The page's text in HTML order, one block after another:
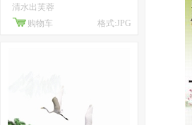
清水出芙蓉
购物车
格式:JPG